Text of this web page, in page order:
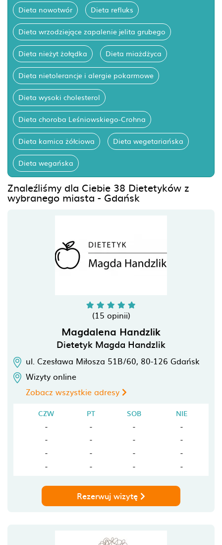
Dieta nowotwór Dieta refluks
Dieta wrzodziejące zapalenie jelita grubego
Dieta nieżyt żołądka Dieta miażdżyca
Dieta nietolerancje i alergie pokarmowe
Dieta wysoki cholesterol
Dieta choroba Leśniowskiego-Crohna
Dieta kamica żółciowa Dieta wegetariańska
Dieta wegańska
Znaleźliśmy dla Ciebie 38 Dietetyków z
wybranego miasta - Gdańsk
(15 opinii)
Magdalena Handzlik
Dietetyk Magda Handzlik
ul. Czesława Miłosza 51B/60, 80-126 Gdańsk
Wizyty online
Zobacz wszystkie adresy
CZW PT SOB
NIE
-
- -
-
-
- -
-
-
- -
-
-
- - -
Rezerwuj wizytę